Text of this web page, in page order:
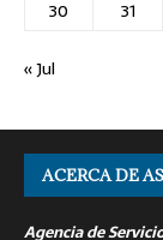
30
31
« Jul
ACERCA DE
Agencia de